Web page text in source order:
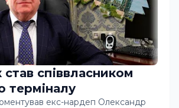
співвласником
терміналу
екс-нардеп Олександр